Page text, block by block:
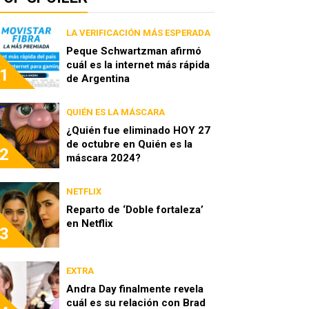
1
LA VERIFICACIÓN MÁS ESPERADA
Peque Schwartzman afirmó
cuál es la internet más rápida
de Argentina
2
QUIÉN ES LA MÁSCARA
¿Quién fue eliminado HOY 27
de octubre en Quién es la
máscara 2024?
3
NETFLIX
Reparto de ‘Doble fortaleza’
en Netflix
EXTRA
Andra Day finalmente revela
cuál es su relación con Brad